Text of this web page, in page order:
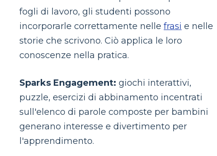
fogli di lavoro, gli studenti possono
incorporarle correttamente nelle frasi e nelle
storie che scrivono. Ciò applica le loro
conoscenze nella pratica.
Sparks Engagement: giochi interattivi,
puzzle, esercizi di abbinamento incentrati
sull'elenco di parole composte per bambini
generano interesse e divertimento per
l'apprendimento.